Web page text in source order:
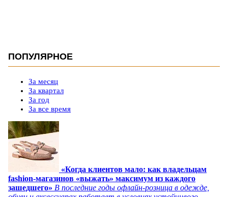
ПОПУЛЯРНОЕ
За месяц
За квартал
За год
За все время
«Когда клиентов мало: как владельцам
fashion-магазинов «выжать» максимум из каждого
зашедшего» В последние годы офлайн-розница в одежде,